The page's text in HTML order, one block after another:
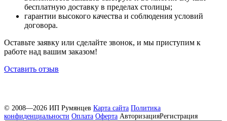
бесплатную доставку в пределах столицы;
гарантии высокого качества и соблюдения условий
договора.
Оставьте заявку или сделайте звонок, и мы приступим к
работе над вашим заказом!
Оставить отзыв
© 2008—2026 ИП Румянцев Карта сайта Политика
конфиденциальности Оплата Оферта АвторизацияРегистрация